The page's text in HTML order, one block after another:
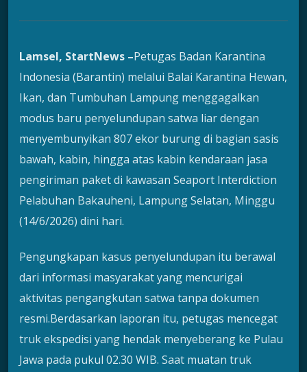
Lamsel, StartNews –Petugas Badan Karantina
Indonesia (Barantin) melalui Balai Karantina Hewan,
Ikan, dan Tumbuhan Lampung menggagalkan
modus baru penyelundupan satwa liar dengan
menyembunyikan 807 ekor burung di bagian sasis
bawah, kabin, hingga atas kabin kendaraan jasa
pengiriman paket di kawasan Seaport Interdiction
Pelabuhan Bakauheni, Lampung Selatan, Minggu
(14/6/2026) dini hari.
Pengungkapan kasus penyelundupan itu berawal
dari informasi masyarakat yang mencurigai
aktivitas pengangkutan satwa tanpa dokumen
resmi.Berdasarkan laporan itu, petugas mencegat
truk ekspedisi yang hendak menyeberang ke Pulau
Jawa pada pukul 02.30 WIB. Saat muatan truk